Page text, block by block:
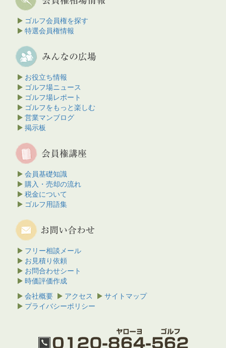
ゴルフ会員権を探す
特選会員権情報
お役立ち情報
ゴルフ場ニュース
ゴルフ場レポート
ゴルフをもっと楽しむ
営業マンブログ
掲示板
会員基礎知識
購入・売却の流れ
税金について
ゴルフ用語集
フリー相談メール
お見積り依頼
お問合わせシート
時価評価作成
会社概要
アクセス
サイトマップ
プライバシーポリシー